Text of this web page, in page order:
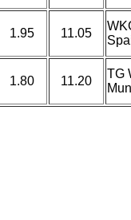
1.95 11.05
1.80 11.20
TG